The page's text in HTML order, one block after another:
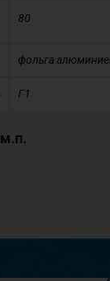
80
фольга
Г1
м.п.